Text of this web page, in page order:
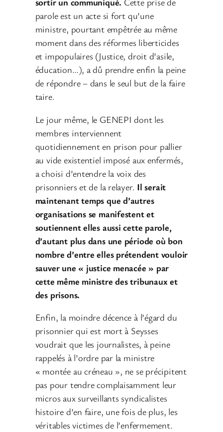
parole est un acte si fort qu’une
ministre, pourtant empêtrée au même
moment dans des réformes liberticides
et impopulaires (Justice, droit d’asile,
éducation…), a dû prendre enfin la peine
de répondre – dans le seul but de la faire
taire.
Le jour même, le GENEPI dont les
membres interviennent
quotidiennement en prison pour pallier
au vide existentiel imposé aux enfermés,
a choisi d’entendre la voix des
prisonniers et de la relayer. Il serait
maintenant temps que d’autres
organisations se manifestent et
soutiennent elles aussi cette parole,
d’autant plus dans une période où bon
nombre d’entre elles prétendent vouloir
sauver une « justice menacée » par
cette même ministre des tribunaux et
des prisons.
Enfin, la moindre décence à l’égard du
prisonnier qui est mort à Seysses
voudrait que les journalistes, à peine
rappelés à l’ordre par la ministre
« montée au créneau », ne se précipitent
pas pour tendre complaisamment leur
micros aux surveillants syndicalistes
histoire d’en faire, une fois de plus, les
véritables victimes de l’enfermement.